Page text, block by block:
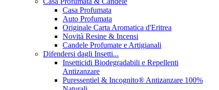
Casa Profumata
Auto Profumata
Originale Carta Aromatica d'Eritrea
Novità Resine & Incensi
Candele Profumate e Artigianali
Difendersi dagli Insetti...
Insetticidi Biodegradabili e Repellenti
Antizanzare
Puressentiel & Incognito® Antizanzare 100%